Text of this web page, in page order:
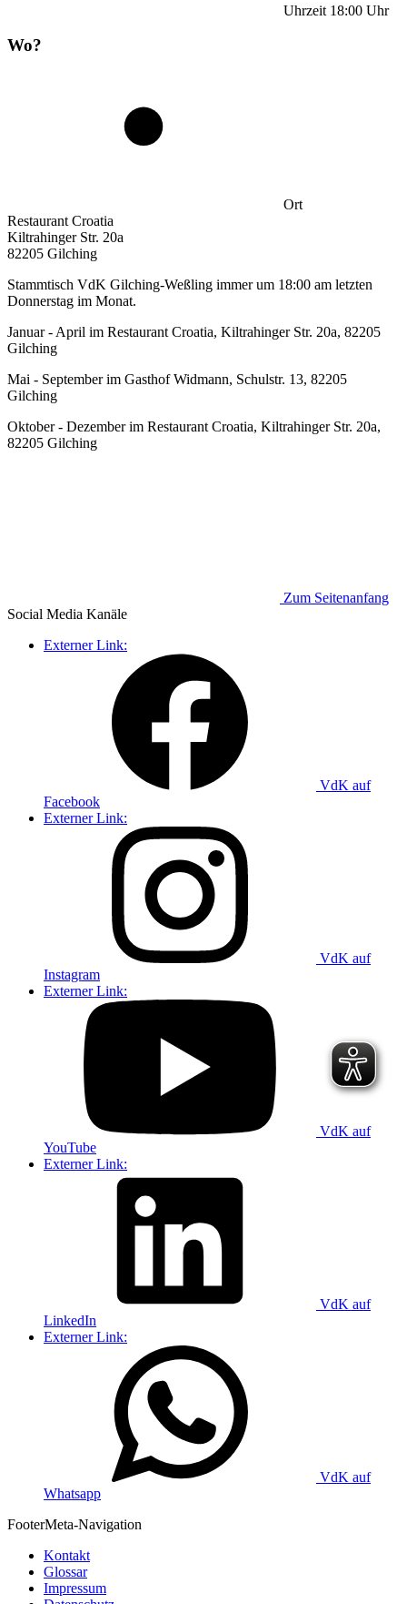
Uhrzeit 18:00 Uhr
Wo?
Ort
Restaurant Croatia
Kiltrahinger Str. 20a
82205 Gilching
Stammtisch VdK Gilching-Weßling immer um 18:00 am letzten
Donnerstag im Monat.
Januar - April im Restaurant Croatia, Kiltrahinger Str. 20a, 82205
Gilching
Mai - September im Gasthof Widmann, Schulstr. 13, 82205
Gilching
Oktober - Dezember im Restaurant Croatia, Kiltrahinger Str. 20a,
82205 Gilching
Zum Seitenanfang
Social Media Kanäle
Externer Link:
VdK auf
Facebook
Externer Link:
VdK auf
Instagram
Externer Link:
VdK auf
YouTube
Externer Link:
VdK auf
LinkedIn
Externer Link:
VdK auf
Whatsapp
FooterMeta-Navigation
Kontakt
Glossar
Impressum